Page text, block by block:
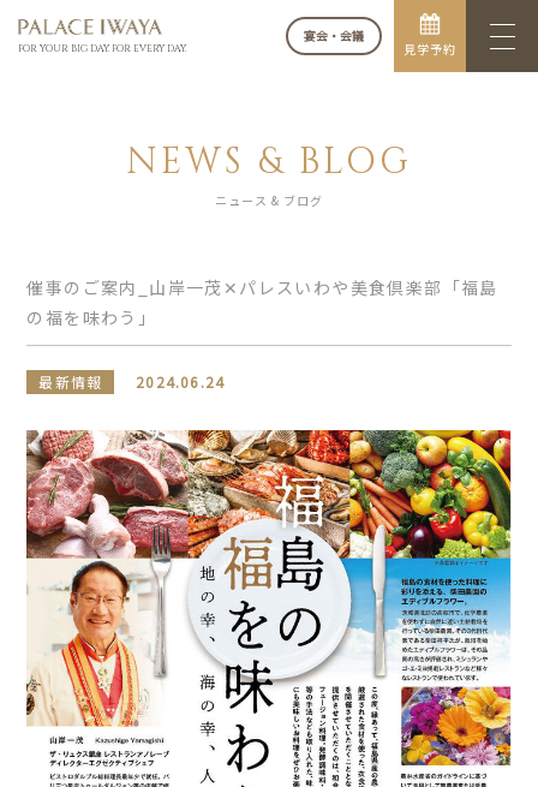
FOR YOUR BIG DAY. FOR EVERY DAY.
宴会・会議
見学予約
NEWS & BLOG
ニュース & ブログ
催事のご案内_山岸一茂✕パレスいわや美食倶楽部「福島
の福を味わう」
最新情報 2024.06.24